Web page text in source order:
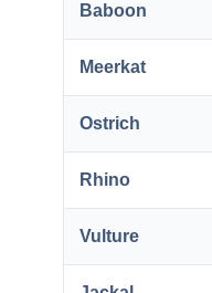
Baboon
Meerkat
Ostrich
Rhino
Vulture